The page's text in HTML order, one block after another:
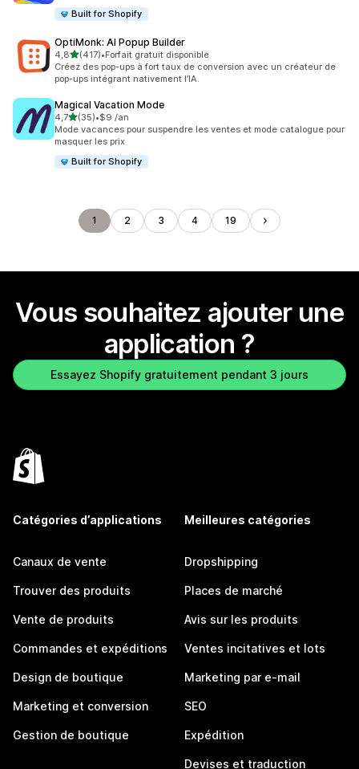
Built for Shopify
OptiMonk: AI Popup Builder
4,8étoile(s) sur 5
(417)
417 avis au total
•Forfait gratuit disponible
Créez des pop-ups à fort taux de conversion avec un créateur de
pop-ups intégrant nativement l’IA.
Magical Vacation Mode
4,7étoile(s) sur 5
(35)
35 avis au total
•$9 /an
Mode vacances pour suspendre les ventes et mode catalogue pour
masquer les prix
Built for Shopify
1 2 3 4 19
Vous souhaitez ajouter une
application ?
Essayez Shopify gratuitement pendant 3 jours
Catégories d’applications
Canaux de vente
Trouver des produits
Vente de produits
Commandes et expéditions
Design de boutique
Marketing et conversion
Gestion de boutique
Meilleures catégories
Dropshipping
Places de marché
Avis sur les produits
Ventes incitatives et lots
Marketing par e-mail
SEO
Expédition
Devises et traduction